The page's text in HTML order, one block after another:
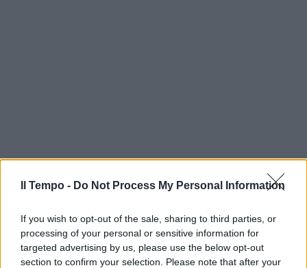
Il Tempo - Do Not Process My Personal Information
If you wish to opt-out of the sale, sharing to third parties, or
processing of your personal or sensitive information for
targeted advertising by us, please use the below opt-out
section to confirm your selection. Please note that after your